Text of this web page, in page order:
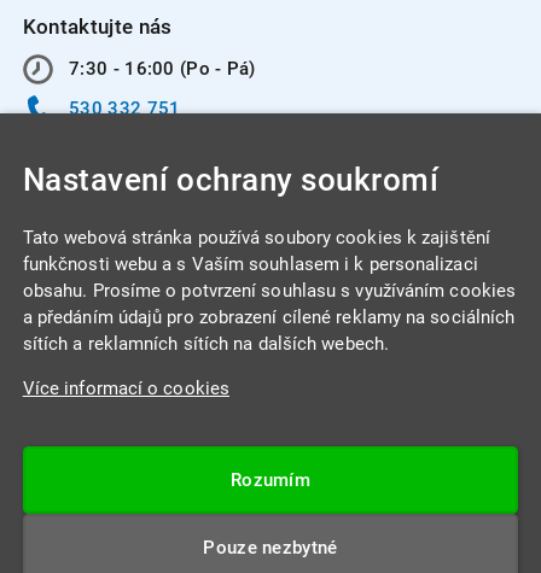
Kontaktujte nás
7:30 - 16:00 (Po - Pá)
530 332 751
INTEGRA CENTRUM s.r.o.
Jabloňová 662/7
Datová schránka: 4beca6d
Nastavení ochrany soukromí
Tato webová stránka používá soubory cookies k zajištění
funkčnosti webu a s Vaším souhlasem i k personalizaci
obsahu. Prosíme o potvrzení souhlasu s využíváním cookies
a předáním údajů pro zobrazení cílené reklamy na sociálních
sítích a reklamních sítích na dalších webech.
Více informací o cookies
Rozumím
Pouze nezbytné